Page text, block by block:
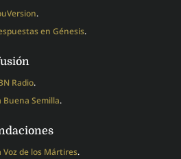
.
en Génesis.
Radio.
Buena Semilla.
Voz de los Mártires.